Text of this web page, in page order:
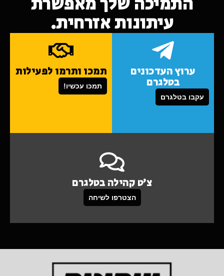
עיתונות אזרחית.
ערוץ העדכונים
בטלגרם
עקבו בטלגרם
תמכו ותרמו לפעילות
תמכו עכשיו!
צ'ט קהילה בטלגרם
הצטרפו לשיחה